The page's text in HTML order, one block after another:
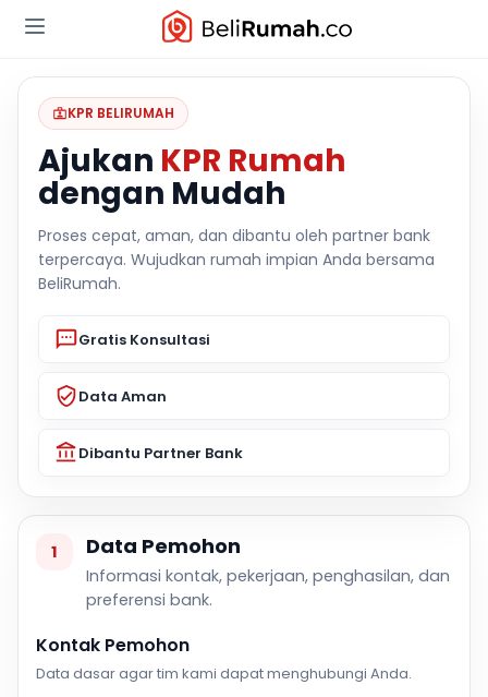
KPR BELIRUMAH
Ajukan KPR Rumah
dengan Mudah
Proses cepat, aman, dan dibantu oleh partner bank
terpercaya. Wujudkan rumah impian Anda bersama
BeliRumah.
Gratis Konsultasi
Data Aman
Dibantu Partner Bank
1 Data Pemohon
Informasi kontak, pekerjaan, penghasilan, dan
preferensi bank.
Kontak Pemohon
Data dasar agar tim kami dapat menghubungi Anda.